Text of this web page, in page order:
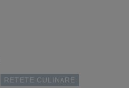
RETETE CULINARE